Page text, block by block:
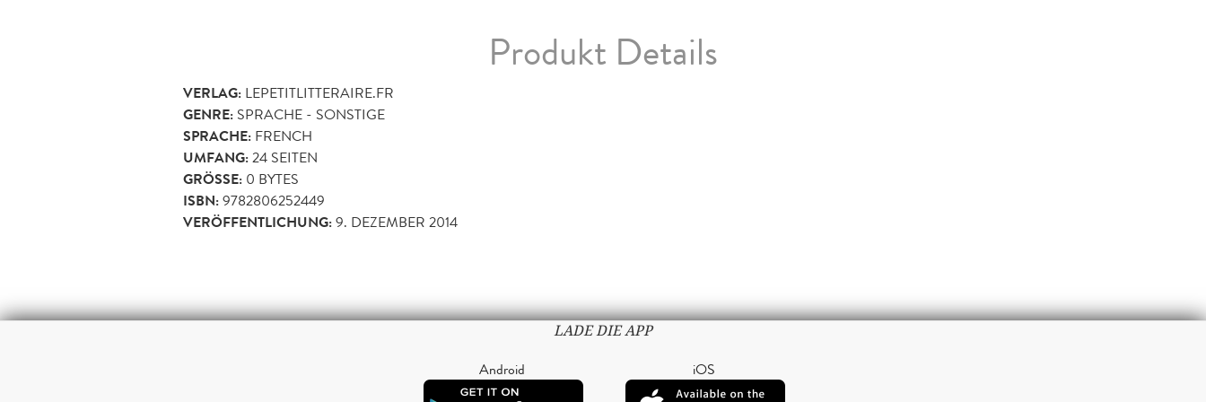
Produkt Details
VERLAG: LEPETITLITTERAIRE.FR
GENRE: SPRACHE - SONSTIGE
SPRACHE: FRENCH
UMFANG:24 SEITEN
GRÖSSE: 0 BYTES
ISBN:9782806252449
VERÖFFENTLICHUNG:9. DEZEMBER 2014
LADE DIE APP
Android iOS